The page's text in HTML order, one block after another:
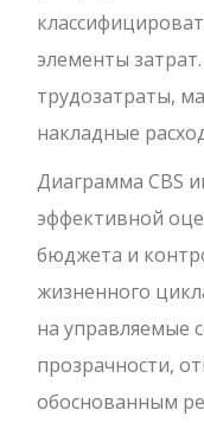
элементы
трудозатраты,
накладные
Диаграмма CBS
эффективной
бюджета и
жизненного
на управляемые
прозрачности,
обоснованным